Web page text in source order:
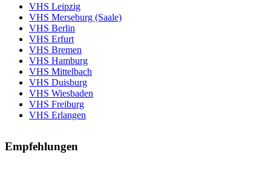
VHS Leipzig
VHS Merseburg (Saale)
VHS Berlin
VHS Erfurt
VHS Bremen
VHS Hamburg
VHS Mittelbach
VHS Duisburg
VHS Wiesbaden
VHS Freiburg
VHS Erlangen
Empfehlungen